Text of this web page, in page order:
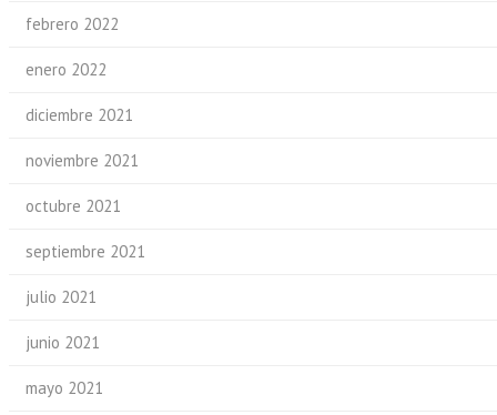
febrero 2022
enero 2022
diciembre 2021
noviembre 2021
octubre 2021
septiembre 2021
julio 2021
junio 2021
mayo 2021